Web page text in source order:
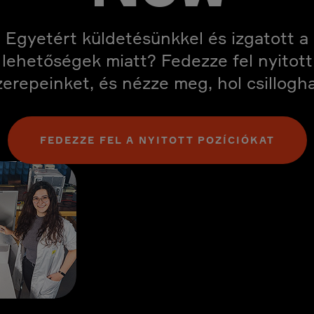
Egyetért küldetésünkkel és izgatott a
lehetőségek miatt? Fedezze fel nyitott
és nézze meg, hol
FEDEZZE FEL A NYITOTT POZÍCIÓKAT